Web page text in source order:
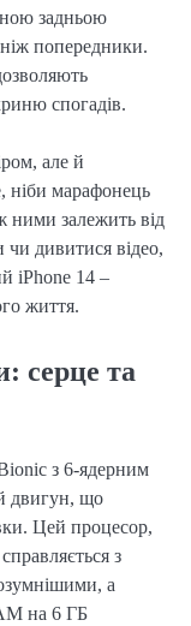
задньою
попередники.
спогадів.
але й
ніби марафонець
ними залежить від
дивитися відео,
iPhone 14 –
життя.
серце та
з 6-ядерним
двигун, що
Цей процесор,
з
а
на 6 ГБ